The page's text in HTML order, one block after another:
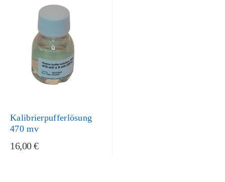
Kalibrierpufferlösung
470 mv
16,00 €